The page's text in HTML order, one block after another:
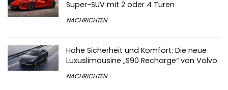
McLaren erwägt BMW-Plattform für
Super-SUV mit 2 oder 4 Türen
Hohe Sicherheit und Komfort: Die neue
Luxuslimousine „S90 Recharge“ von Volvo